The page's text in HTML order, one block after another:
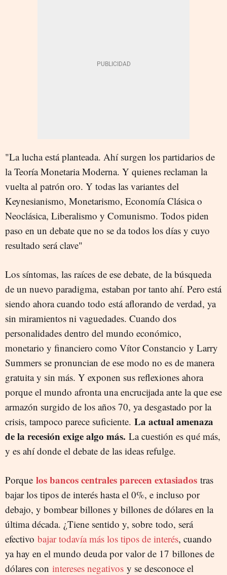
"La lucha está planteada. Ahí surgen los partidarios de
la Teoría Monetaria Moderna. Y quienes reclaman la
vuelta al patrón oro. Y todas las variantes del
Keynesianismo, Monetarismo, Economía Clásica o
Neoclásica, Liberalismo y Comunismo. Todos piden
paso en un debate que no se da todos los días y cuyo
resultado será clave"
Los síntomas, las raíces de ese debate, de la búsqueda
de un nuevo paradigma, estaban por tanto ahí. Pero está
siendo ahora cuando todo está aflorando de verdad, ya
sin miramientos ni vaguedades. Cuando dos
personalidades dentro del mundo económico,
monetario y financiero como Vítor Constancio y Larry
Summers se pronuncian de ese modo no es de manera
gratuita y sin más. Y exponen sus reflexiones ahora
porque el mundo afronta una encrucijada ante la que ese
armazón surgido de los años 70, ya desgastado por la
crisis, tampoco parece suficiente. La actual amenaza
de la recesión exige algo más. La cuestión es qué más,
y es ahí donde el debate de las ideas refulge.
Porque los bancos centrales parecen extasiados tras
bajar los tipos de interés hasta el 0%, e incluso por
debajo, y bombear billones y billones de dólares en la
última década. ¿Tiene sentido y, sobre todo, será
efectivo bajar todavía más los tipos de interés, cuando
ya hay en el mundo deuda por valor de 17 billones de
dólares con intereses negativos y se desconoce el